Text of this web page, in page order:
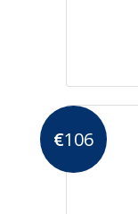
€106